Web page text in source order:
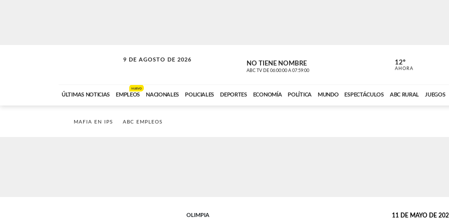
9 DE AGOSTO DE 2026
SOLO MÚSICA NO TIENE NOMBRE
ABC TV DE 06:00:00 A 07:59:00 ABC CARDINAL
12º
AHORA
ÚLTIMAS NOTICIAS EMPLEOS
NUEVO
NACIONALES POLICIALES DEPORTES ECONOMÍA POLÍTICA MUNDO ESPECTÁCULOS ABC RURAL JUEGOS
MAFIA EN IPS ABC EMPLEOS
OLIMPIA 11 DE MAYO DE